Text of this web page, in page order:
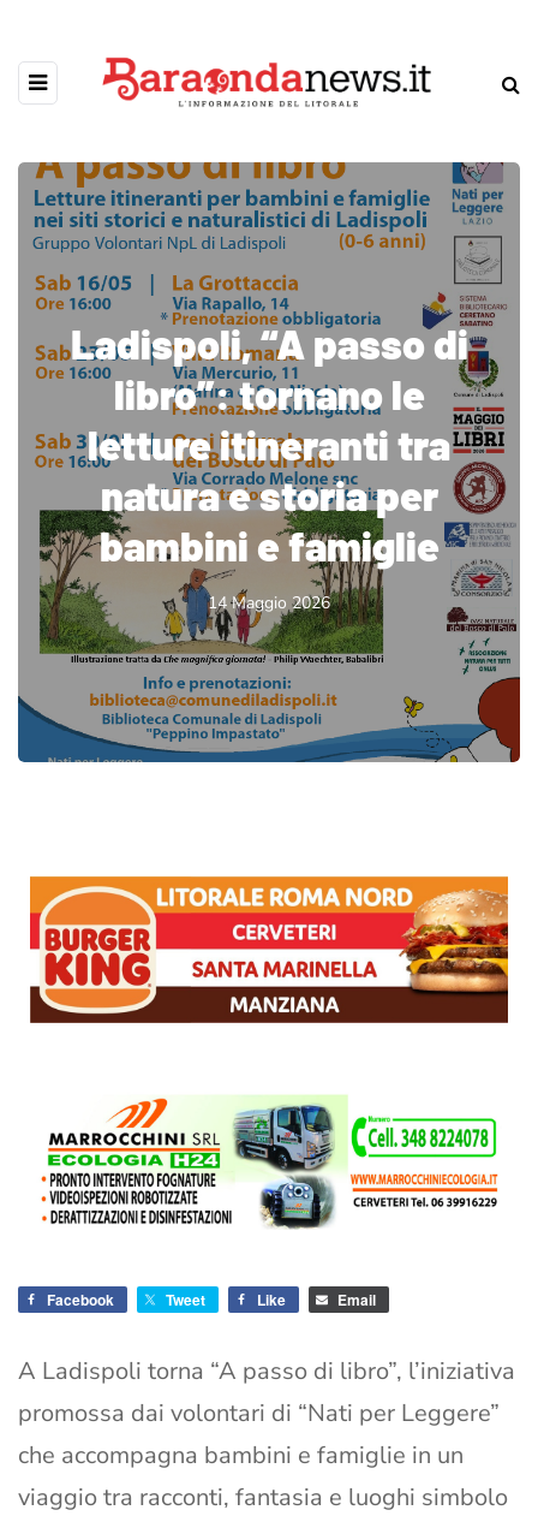
Ladispoli, “A passo di
libro”: tornano le
letture itineranti tra
natura e storia per
bambini e famiglie
14 Maggio 2026
Facebook Tweet Like Email
A Ladispoli torna “A passo di libro”, l’iniziativa
promossa dai volontari di “Nati per Leggere”
che accompagna bambini e famiglie in un
viaggio tra racconti, fantasia e luoghi simbolo